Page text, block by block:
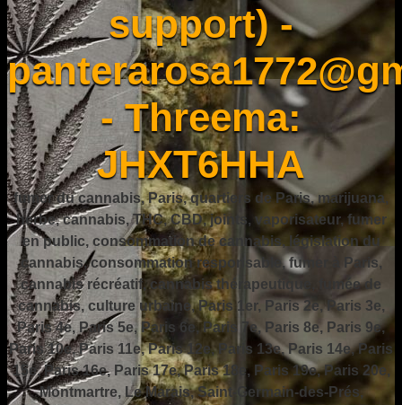
support) -
- Threema:
JHXT6HHA
fumer du cannabis, Paris, quartiers de Paris, marijuana,
herbe, cannabis, THC, CBD, joints, vaporisateur, fumer
en public, consommation de cannabis, législation du
cannabis, consommation responsable, fumer à Paris,
cannabis récréatif, cannabis thérapeutique, fumée de
cannabis, culture urbaine, Paris 1er, Paris 2e, Paris 3e,
Paris 4e, Paris 5e, Paris 6e, Paris 7e, Paris 8e, Paris 9e,
Paris 10e, Paris 11e, Paris 12e, Paris 13e, Paris 14e, Paris
15e, Paris 16e, Paris 17e, Paris 18e, Paris 19e, Paris 20e,
Montmartre, Le Marais, Saint-Germain-des-Prés,